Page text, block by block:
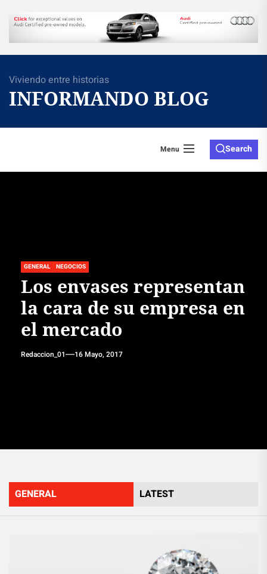
Skip
the
Viviendo entre historias
INFORMANDO BLOG
Menu Search
GENERAL NEGOCIOS
Los envases representan
la cara de su empresa en
el mercado
Redaccion_01 16 Mayo, 2017
GENERAL LATEST